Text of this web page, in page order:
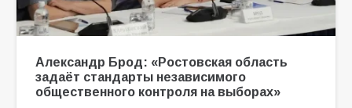
Александр Брод: «Ростовская область
задаёт стандарты независимого
общественного контроля на выборах»